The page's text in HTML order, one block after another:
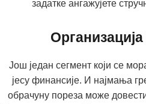
задатке ангажујете
Још један сегмент који се
јесу финансије. И најмања
обрачуну пореза може